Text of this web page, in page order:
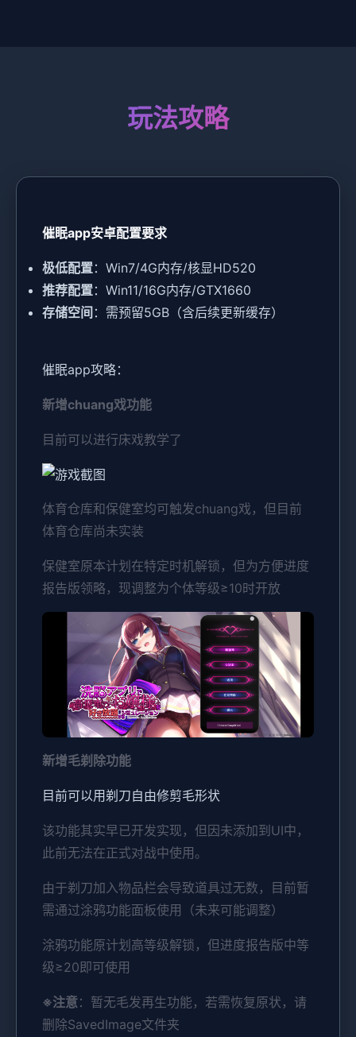
玩法攻略
催眠app安卓配置要求
​极低配置​​：Win7/4G内存/核显HD520
​推荐配置​​：Win11/16G内存/GTX1660
​存储空间​ ​：需预留5GB（含后续更新缓存）
催眠app攻略：
新增chuang戏功能
目前可以进行床戏教学了
体育仓库和保健室均可触发chuang戏，但目前
体育仓库尚未实装
保健室原本计划在特定时机解锁，但为方便进度
报告版领略，现调整为个体等级≥10时开放
新增毛剃除功能
目前可以用剃刀自由修剪毛形状
该功能其实早已开发实现，但因未添加到UI中，
此前无法在正式对战中使用。
由于剃刀加入物品栏会导致道具过无数，目前暂
需通过涂鸦功能面板使用（未来可能调整）
涂鸦功能原计划高等级解锁，但进度报告版中等
级≥20即可使用
※注意：暂无毛发再生功能，若需恢复原状，请
删除SavedImage文件夹